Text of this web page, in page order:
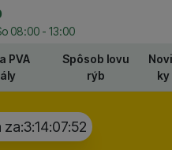
08:00 - 13:00
PVA
Spôsob lovu
rýb
ky
za:3:14:07:51